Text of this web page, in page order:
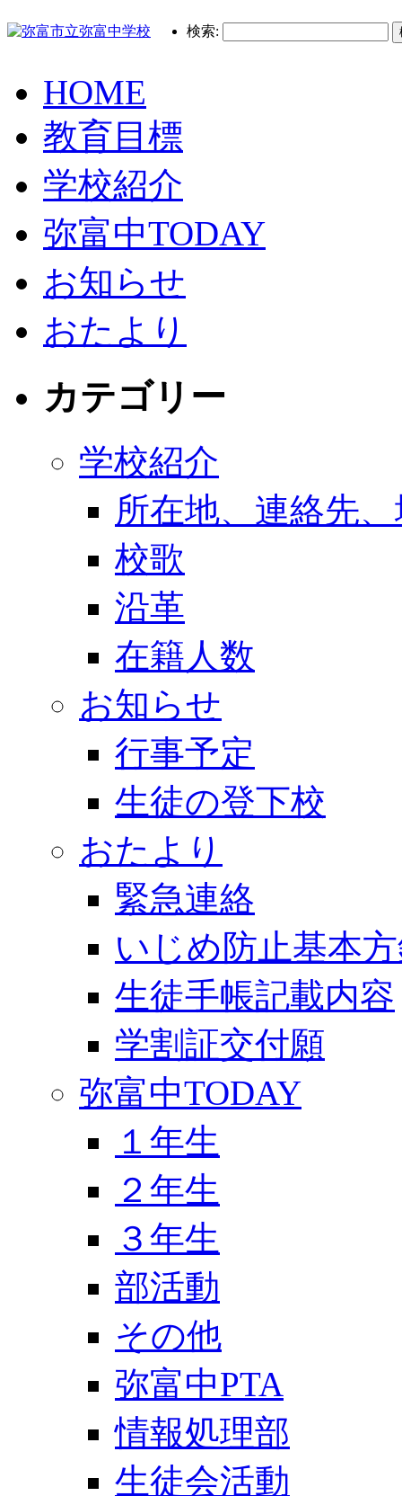
検索:
HOME
教育目標
学校紹介
弥富中TODAY
お知らせ
おたより
カテゴリー
学校紹介
所在地、連絡先
校歌
沿革
在籍人数
お知らせ
行事予定
生徒の登下校
おたより
緊急連絡
いじめ防止基本
生徒手帳記載内容
学割証交付願
弥富中TODAY
１年生
２年生
３年生
部活動
その他
弥富中PTA
情報処理部
生徒会活動